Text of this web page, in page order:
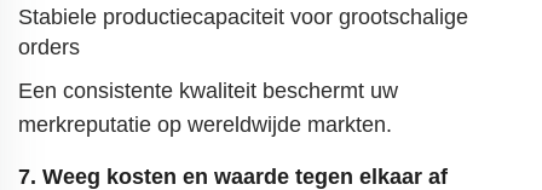
Stabiele productiecapaciteit voor grootschalige
orders
Een consistente kwaliteit beschermt uw
merkreputatie op wereldwijde markten.
7. Weeg kosten en waarde tegen elkaar af